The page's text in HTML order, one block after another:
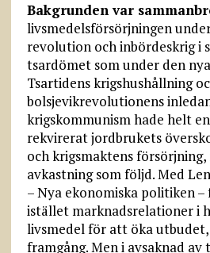
Bakgrunden var
livsmedelsförsörjningen
revolution och inbördeskrig i
tsardömet som under den
Tsartidens krigshushållning
bolsjevikrevolutionens
krigskommunism hade helt
rekvirerat jordbrukets
och krigsmaktens försörjning,
avkastning som följd. Med
– Nya ekonomiska politiken –
istället marknadsrelationer i
livsmedel för att öka
framgång. Men i avsaknad